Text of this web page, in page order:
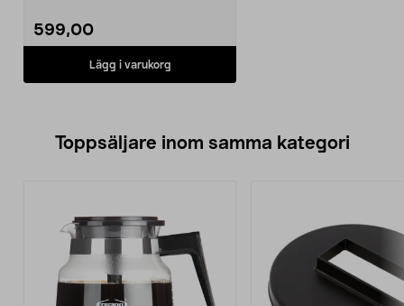
599,00
Lägg i varukorg
Toppsäljare inom samma kategori